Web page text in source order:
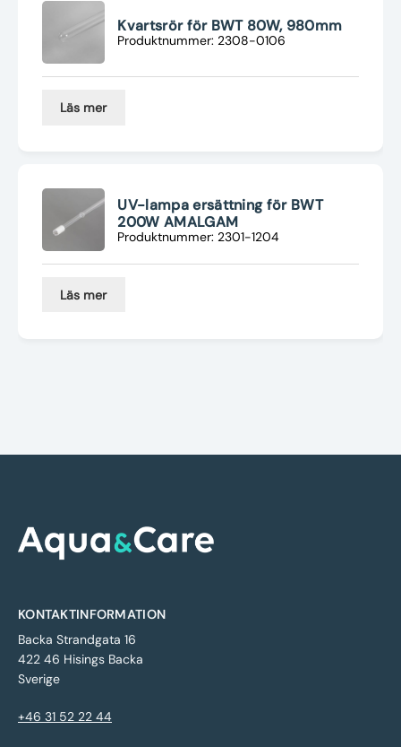
Kvartsrör för BWT 80W, 980mm
Produktnummer: 2308-0106
Läs mer
UV-lampa ersättning för BWT
200W AMALGAM
Produktnummer: 2301-1204
Läs mer
KONTAKTINFORMATION
Backa Strandgata 16
422 46 Hisings Backa
Sverige
+46 31 52 22 44